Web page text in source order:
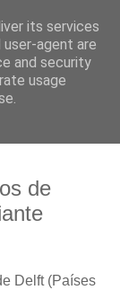
de
Delft (Países
its services
user-agent are
and security
usage